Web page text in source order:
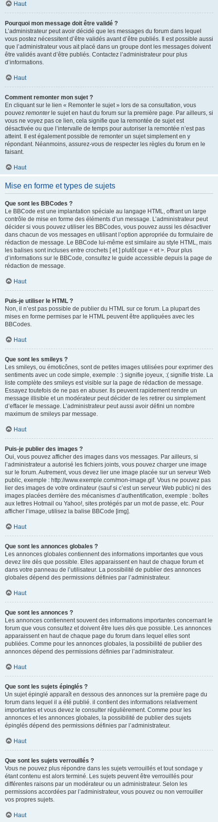
Haut
Pourquoi mon message doit être validé ?
L’administrateur peut avoir décidé que les messages du forum dans lequel
vous postez nécessitent d’être validés avant d’être publiés. Il est possible aussi
que l’administrateur vous ait placé dans un groupe dont les messages doivent
être validés avant d’être publiés. Contactez l’administrateur pour plus
d’informations.
Haut
Comment remonter mon sujet ?
En cliquant sur le lien « Remonter le sujet » lors de sa consultation, vous
pouvez remonterle sujet en haut du forum sur la première page. Par ailleurs, si
vous ne voyez pas ce lien, cela signifie que la remontée de sujet est
désactivée ou que l’intervalle de temps pour autoriser la remontée n’est pas
atteint. Il est également possible de remonter un sujet simplement en y
répondant. Néanmoins, assurez-vous de respecter les règles du forum en le
faisant.
Haut
Mise en forme et types de sujets
Que sont les BBCodes ?
Le BBCode est une implantation spéciale au langage HTML, offrant un large
contrôle de mise en forme des éléments d’un message. L’administrateur peut
décider si vous pouvez utiliser les BBCodes, vous pouvez aussi les désactiver
dans chacun de vos messages en utilisant l’option appropriée du formulaire de
rédaction de message. Le BBCode lui-même est similaire au style HTML, mais
les balises sont incluses entre crochets [ et ] plutôt que < et >. Pour plus
d’informations sur le BBCode, consultez le guide accessible depuis la page de
rédaction de message.
Haut
Puis-je utiliser le HTML ?
Non, il n’est pas possible de publier du HTML sur ce forum. La plupart des
mises en forme permises par le HTML peuvent être appliquées avec les
BBCodes.
Haut
Que sont les smileys ?
Les smileys, ou émoticônes, sont de petites images utilisées pour exprimer des
sentiments avec un code simple, exemple : :) signifie joyeux, :( signifie triste. La
liste complète des smileys est visible sur la page de rédaction de message.
Essayez toutefois de ne pas en abuser. Ils peuvent rapidement rendre un
message illisible et un modérateur peut décider de les retirer ou simplement
d’effacer le message. L’administrateur peut aussi avoir défini un nombre
maximum de smileys par message.
Haut
Puis-je publier des images ?
Oui, vous pouvez afficher des images dans vos messages. Par ailleurs, si
l’administrateur a autorisé les fichiers joints, vous pouvez charger une image
sur le forum. Autrement, vous devez lier une image placée sur un serveur Web
public, exemple : http://www.exemple.com/mon-image.gif. Vous ne pouvez pas
lier des images de votre ordinateur (sauf si c’est un serveur Web public) ni des
images placées derrière des mécanismes d’authentification, exemple : boîtes
aux lettres Hotmail ou Yahoo!, sites protégés par un mot de passe, etc. Pour
afficher l’image, utilisez la balise BBCode [img].
Haut
Que sont les annonces globales ?
Les annonces globales contiennent des informations importantes que vous
devez lire dès que possible. Elles apparaissent en haut de chaque forum et
dans votre panneau de l’utilisateur. La possibilité de publier des annonces
globales dépend des permissions définies par l’administrateur.
Haut
Que sont les annonces ?
Les annonces contiennent souvent des informations importantes concernant le
forum que vous consultez et doivent être lues dès que possible. Les annonces
apparaissent en haut de chaque page du forum dans lequel elles sont
publiées. Comme pour les annonces globales, la possibilité de publier des
annonces dépend des permissions définies par l’administrateur.
Haut
Que sont les sujets épinglés ?
Un sujet épinglé apparaît en dessous des annonces sur la première page du
forum dans lequel il a été publié. il contient des informations relativement
importantes et vous devez le consulter régulièrement. Comme pour les
annonces et les annonces globales, la possibilité de publier des sujets
épinglés dépend des permissions définies par l’administrateur.
Haut
Que sont les sujets verrouillés ?
Vous ne pouvez plus répondre dans les sujets verrouillés et tout sondage y
étant contenu est alors terminé. Les sujets peuvent être verrouillés pour
différentes raisons par un modérateur ou un administrateur. Selon les
permissions accordées par l’administrateur, vous pouvez ou non verrouiller
vos propres sujets.
Haut